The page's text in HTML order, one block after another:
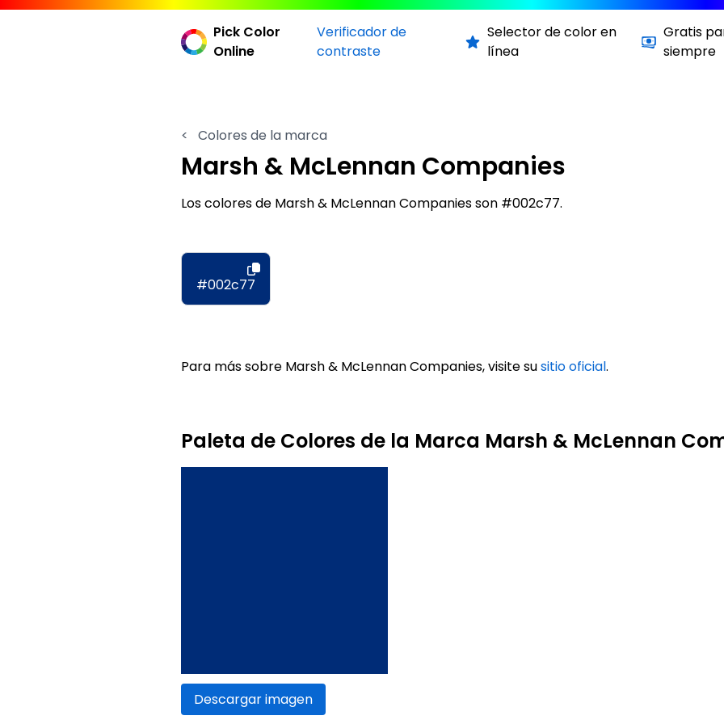
Pick Color
Online
Verificador de
contraste
Selector de color en
línea
Gratis
siempre
< Colores de la marca
Marsh & McLennan Companies
Los colores de Marsh & McLennan Companies son #002c77.
#002c77
Para más sobre Marsh & McLennan Companies, visite susitio oficial.
Paleta de Colores de la Marca Marsh & McLennan
Descargar imagen